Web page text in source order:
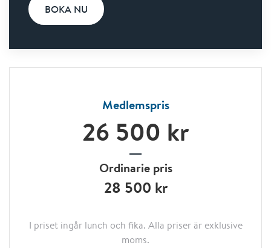
BOKA NU
Medlemspris
26 500 kr
Ordinarie pris
28 500 kr
I priset ingår lunch och fika. Alla priser är exklusive
moms.